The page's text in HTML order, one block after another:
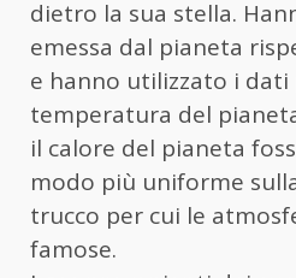
dietro la sua stella.
emessa dal pianeta
e hanno utilizzato i dati
temperatura del
il calore del pianeta
modo più uniforme
trucco per cui le
famose.